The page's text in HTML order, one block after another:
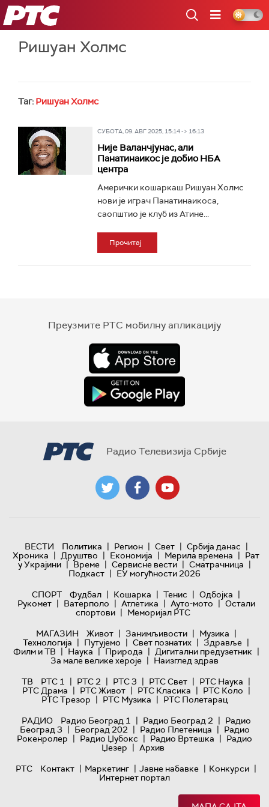
РТС
Ришуан Холмс
Таг: Ришуан Холмс
СУБОТА, 09. АВГ 2025, 15:14 -> 16:13
Није Валанчјунас, али
Панатинаикос је добио НБА
центра
Амерички кошаркаш Ришуан Холмс
нови је играч Панатинаикоса,
саопштио је клуб из Атине...
Прочитај
Преузмите РТС мобилну апликацију
Радио Телевизија Србије
ВЕСТИ Политика | Регион | Свет | Србија данас |
Хроника | Друштво | Економија | Мерила времена | Рат
у Украјини | Време | Сервисне вести | Сматрачница |
Подкаст | ЕУ могућности 2026
СПОРТ
Фудбал | Кошарка | Тенис | Одбојка |
Рукомет | Ватерполо | Атлетика | Ауто-мото | Остали
спортови | Меморијал РТС
МАГАЗИН
Живот | Занимљивости | Музика |
Технологијa | Путујемо | Свет познатих | Здравље |
Филм и ТВ | Наука | Природа | Дигитални предузетник |
За мале велике хероје | Наизглед здрав
ТВ
РТС 1 | РТС 2 | РТС 3 | РТС Свет | РТС Наука |
РТС Драма | РТС Живот | РТС Класика | РТС Коло |
РТС Трезор | РТС Музика | РТС Полетарац
РАДИО
Радио Београд 1 | Радио Београд 2 | Радио
Београд 3 | Београд 202 | Радио Плетеница | Радио
Рокенролер | Радио Џубокс | Радио Вртешка | Радио
Џезер | Архив
РТС
Контакт | Маркетинг | Јавне набавке | Конкурси |
Интернет портал